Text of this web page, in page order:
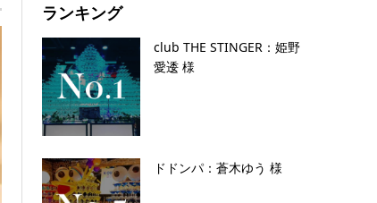
ランキング
club THE STINGER：姫野
愛逶 様
ドドンパ：蒼木ゆう 様